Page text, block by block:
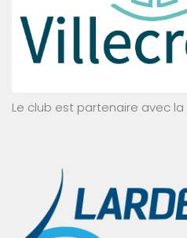
Le club est partenaire avec la